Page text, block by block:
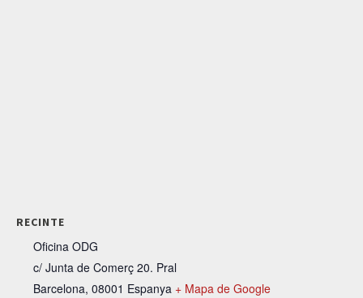
RECINTE
Oficina ODG
c/ Junta de Comerç 20. Pral
Barcelona, 08001 Espanya + Mapa de Google